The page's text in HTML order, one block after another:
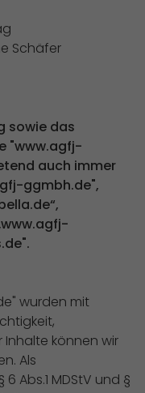
Schäfer
sowie das
"www.agfj-
auch immer
ggmbh.de",
wurden mit
können wir
Als
Abs.1 MDStV und §